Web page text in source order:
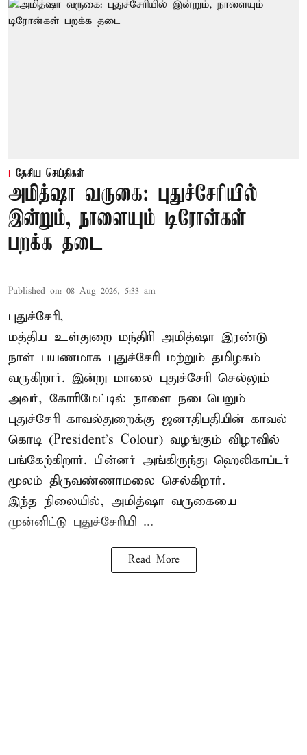
தேசிய செய்திகள்
அமித்ஷா வருகை: புதுச்சேரியில்
இன்றும், நாளையும் டிரோன்கள்
பறக்க தடை
Published on: 08 Aug 2026, 5:33 am
புதுச்சேரி,
மத்திய உள்துறை மந்திரி அமித்ஷா இரண்டு
நாள் பயணமாக புதுச்சேரி மற்றும் தமிழகம்
வருகிறார். இன்று மாலை புதுச்சேரி செல்லும்
அவர், கோரிமேட்டில் நாளை நடைபெறும்
புதுச்சேரி காவல்துறைக்கு ஜனாதிபதியின் காவல்
கொடி (President's Colour) வழங்கும் விழாவில்
பங்கேற்கிறார். பின்னர் அங்கிருந்து ஹெலிகாப்டர்
மூலம் திருவண்ணாமலை செல்கிறார்.
இந்த நிலையில், அமித்ஷா வருகையை
முன்னிட்டு புதுச்சேரியி ...
Read More